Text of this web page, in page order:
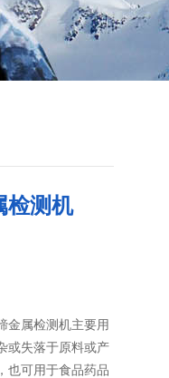
检测机
金属检测机​主要用
或失落于原料或产
也可用于食品药品